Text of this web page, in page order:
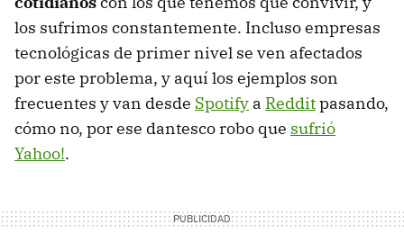
los sufrimos constantemente. Incluso empresas
tecnológicas de primer nivel se ven afectados
por este problema, y aquí los ejemplos son
frecuentes y van desde Spotify a Redditpasando,
cómo no, por ese dantesco robo que sufrió
Yahoo!.